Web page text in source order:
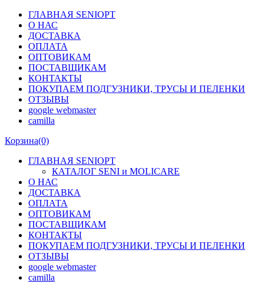
ГЛАВНАЯ SENIOPT
О НАС
ДОСТАВКА
ОПЛАТА
ОПТОВИКАМ
ПОСТАВЩИКАМ
КОНТАКТЫ
ПОКУПАЕМ ПОДГУЗНИКИ, ТРУСЫ И ПЕЛЕНКИ
ОТЗЫВЫ
google webmaster
camilla
Корзина(0)
ГЛАВНАЯ SENIOPT
КАТАЛОГ SENI и MOLICARE
О НАС
ДОСТАВКА
ОПЛАТА
ОПТОВИКАМ
ПОСТАВЩИКАМ
КОНТАКТЫ
ПОКУПАЕМ ПОДГУЗНИКИ, ТРУСЫ И ПЕЛЕНКИ
ОТЗЫВЫ
google webmaster
camilla